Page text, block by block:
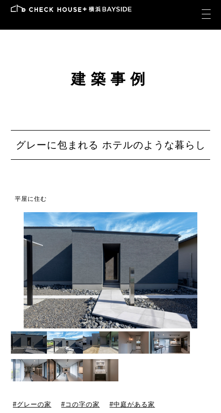
建築事例
グレーに包まれる ホテルのような暮らし
平屋に住む
グレーの家 コの字の家 中庭がある家